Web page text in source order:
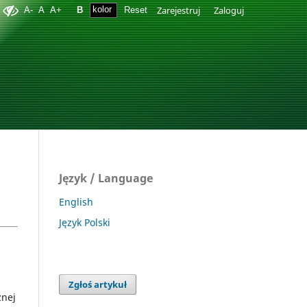
A- A A+ B Reset Zarejestruj Zaloguj
Język / Language
English
Język Polski
Zgłoś artykuł